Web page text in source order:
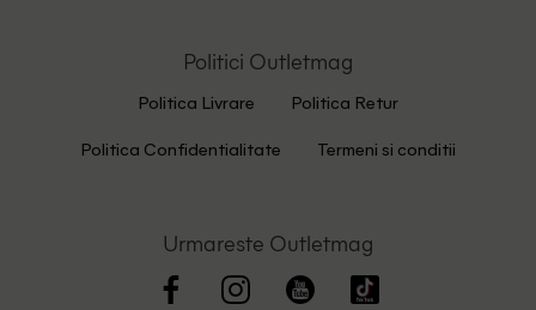
Politici Outletmag
Politica Livrare Politica Retur
Politica Confidentialitate Termeni si conditii
Urmareste Outletmag